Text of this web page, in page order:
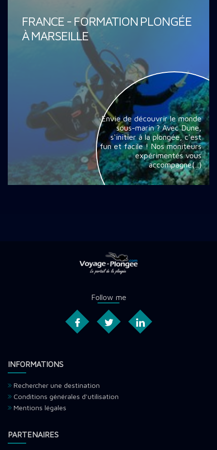
FRANCE - FORMATION PLONGÉE
À MARSEILLE
Envie de découvrir le monde
sous-marin ? Avec Dune,
s'initier à la plongée, c'est
fun et facile ! Nos moniteurs
expérimentés vous
accompagne(...)
Follow me
INFORMATIONS
Rechercher une destination
Conditions générales d'utilisation
Mentions légales
PARTENAIRES